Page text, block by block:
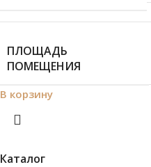
Каталог
ПЛОЩАДЬ
ПОМЕЩЕНИЯ
В корзину